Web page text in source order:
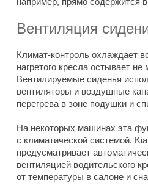
Вентиляция
Климат-контроль охлаждает
нагретого кресла остывает не
Вентилируемые сиденья
вентиляторы и воздушные
перегрева в зоне подушки и
На некоторых машинах эта
с климатической системой.
предусматривает
вентиляцией водительского
от температуры в салоне и